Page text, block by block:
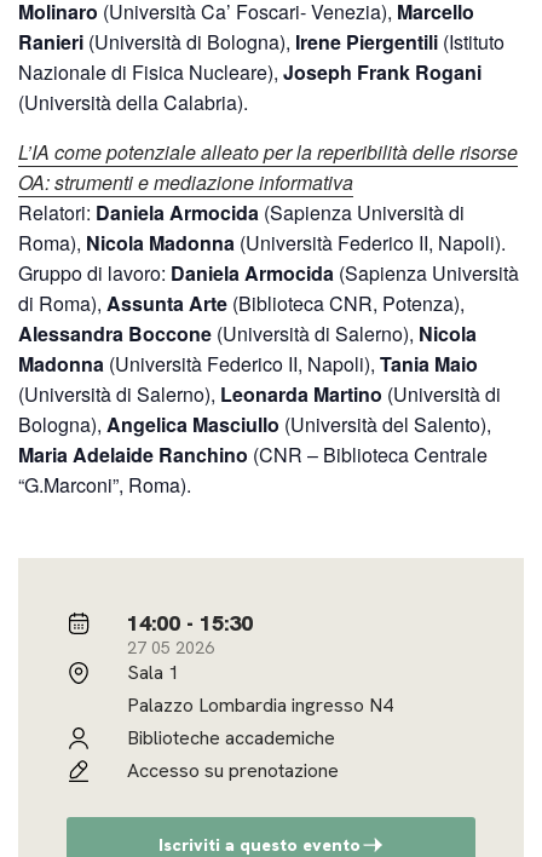
Molinaro (Università Ca’ Foscari- Venezia), Marcello
Ranieri (Università di Bologna), Irene Piergentili (Istituto
Nazionale di Fisica Nucleare), Joseph Frank Rogani
(Università della Calabria).
L’IA come potenziale alleato per la reperibilità delle risorse
OA: strumenti e mediazione informativa
Relatori: Daniela Armocida (Sapienza Università di
Roma), Nicola Madonna (Università Federico II, Napoli).
Gruppo di lavoro: Daniela Armocida (Sapienza Università
di Roma), Assunta Arte (Biblioteca CNR, Potenza),
Alessandra Boccone (Università di Salerno), Nicola
Madonna (Università Federico II, Napoli), Tania Maio
(Università di Salerno), Leonarda Martino (Università di
Bologna), Angelica Masciullo (Università del Salento),
Maria Adelaide Ranchino (CNR – Biblioteca Centrale
“G.Marconi”, Roma).
14:00 - 15:30
27 05 2026
Sala 1
Palazzo Lombardia ingresso N4
Biblioteche accademiche
Accesso su prenotazione
Iscriviti a questo evento